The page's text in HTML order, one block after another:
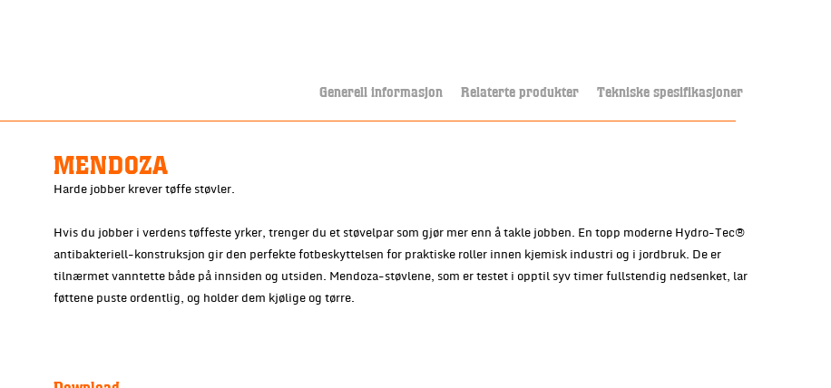
Generell informasjon Relaterte produkter Tekniske spesifikasjoner
MENDOZA
Harde jobber krever tøffe støvler.
Hvis du jobber i verdens tøffeste yrker, trenger du et støvelpar som gjør mer enn å takle jobben. En topp moderne Hydro-Tec®
antibakteriell-konstruksjon gir den perfekte fotbeskyttelsen for praktiske roller innen kjemisk industri og i jordbruk. De er
tilnærmet vanntette både på innsiden og utsiden. Mendoza-støvlene, som er testet i opptil syv timer fullstendig nedsenket, lar
føttene puste ordentlig, og holder dem kjølige og tørre.